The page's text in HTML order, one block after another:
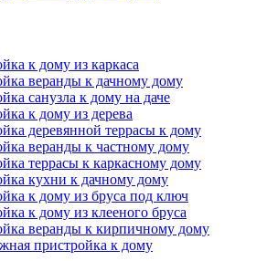
к дому из каркаса
веранды к дачному дому
санузла к дому на даче
к дому из дерева
деревянной террасы к дому
веранды к частному дому
террасы к каркасному дому
кухни к дачному дому
к дому из бруса под ключ
к дому из клееного бруса
веранды к кирпичному дому
пристройка к дому